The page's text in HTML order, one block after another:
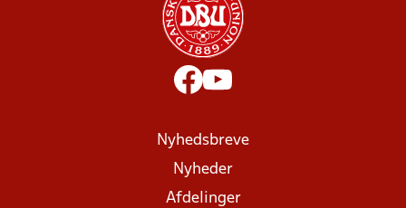
Nyhedsbreve
Nyheder
Afdelinger